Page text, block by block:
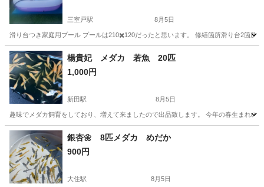
三室戸駅 8月5日
滑り台つき家庭用プール プールは210✖️120だったと思います。 修繕箇所滑り台2箇所
京都 宇治市 三室戸駅 その他
楊貴妃 メダカ 若魚 20匹
1,000円
新田駅 8月5日
趣味でメダカ飼育をしており、増えて来ましたので出品致します。 今年の春生まれ
京都 宇治市 新田駅 その他 メダカ
銀杏🌼 8匹メダカ めだか
900円
大住駅 8月5日